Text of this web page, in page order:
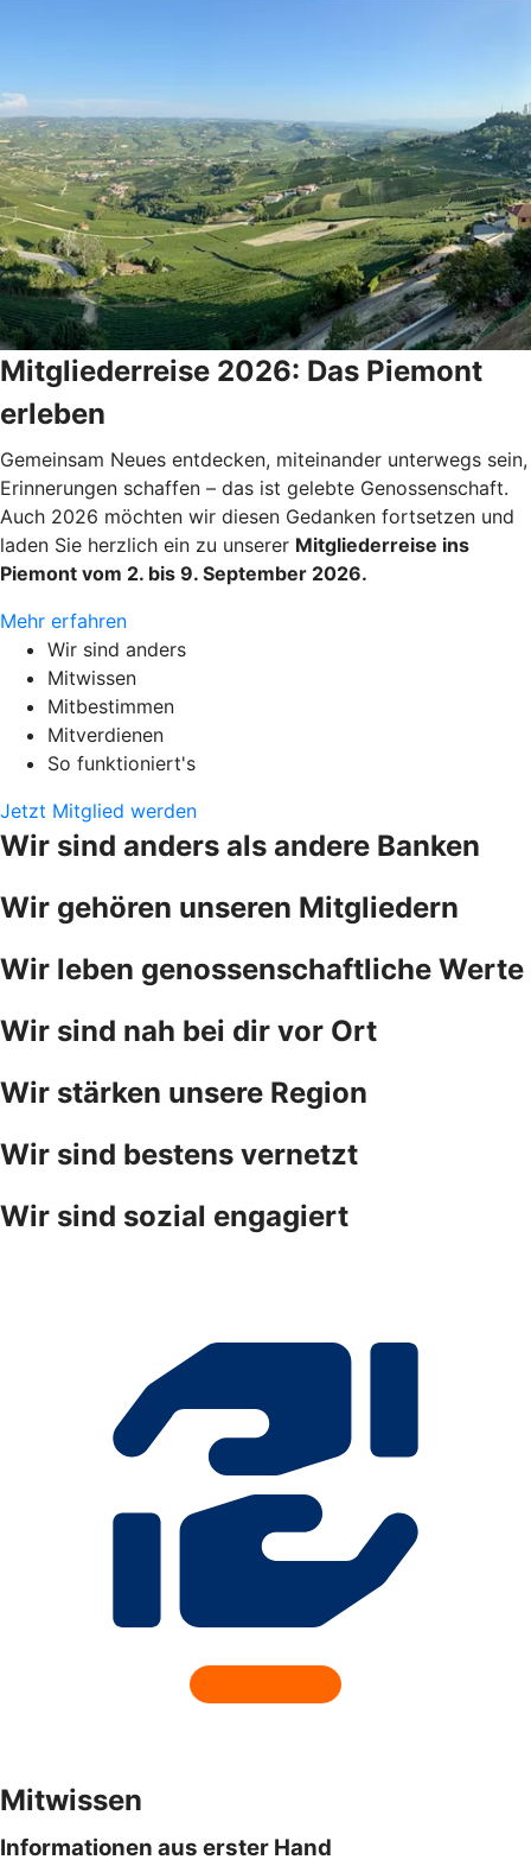
Mitgliederreise 2026: Das Piemont
erleben
Gemeinsam Neues entdecken, miteinander unterwegs sein,
Erinnerungen schaffen – das ist gelebte Genossenschaft.
Auch 2026 möchten wir diesen Gedanken fortsetzen und
laden Sie herzlich ein zu unserer Mitgliederreise ins
Piemont vom 2. bis 9. September 2026.
Mehr erfahren
Wir sind anders
Mitwissen
Mitbestimmen
Mitverdienen
So funktioniert's
Jetzt Mitglied werden
Wir sind anders als andere Banken
Wir gehören unseren Mitgliedern
Wir leben genossenschaftliche Werte
Wir sind nah bei dir vor Ort
Wir stärken unsere Region
Wir sind bestens vernetzt
Wir sind sozial engagiert
Mitwissen
Informationen aus erster Hand